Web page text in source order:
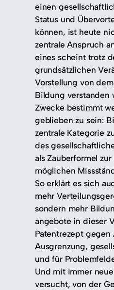
einen
Status und
können, ist heute
zentrale Anspruch
eines scheint trotz
grundsätzlichen
Vorstellung von
Bildung verstanden
Zwecke bestimmt
geblieben zu sein:
zentrale Kategorie
des
als Zauberformel
möglichen
So erklärt es sich
mehr
sondern mehr
angebote in dieser
Patentrezept gegen
Ausgrenzung,
und für
Und mit immer
versucht, von der